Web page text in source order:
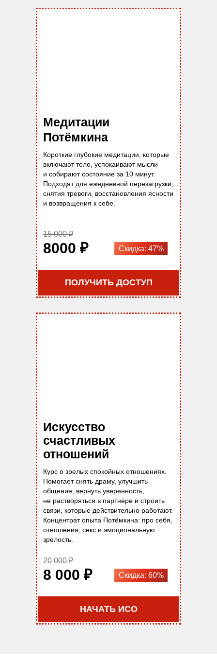
Скидка: 47%
Короткие глубокие медитации, которые
включают тело, успокаивают мысли
и собирают состояние за 10 минут.
Подходят для ежедневной перезагрузки,
снятия тревоги, восстановления ясности
и возвращения к себе.
Медитации
Потёмкина
ПОЛУЧИТЬ ДОСТУП
8000 ₽
15 000 ₽
Искусство
счастливых
отношений
Скидка: 60%
Курс о зрелых спокойных отношениях.
Помогает снять драму, улучшить
общение, вернуть уверенность,
не растворяться в партнёре и строить
связи, которые действительно работают.
Концентрат опыта Потёмкина: про себя,
отношения, секс и эмоциональную
зрелость.
НАЧАТЬ ИСО
8 000 ₽
20 000 ₽